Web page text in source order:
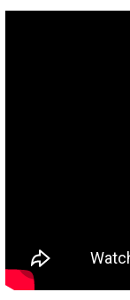
ライター/寄稿メディア